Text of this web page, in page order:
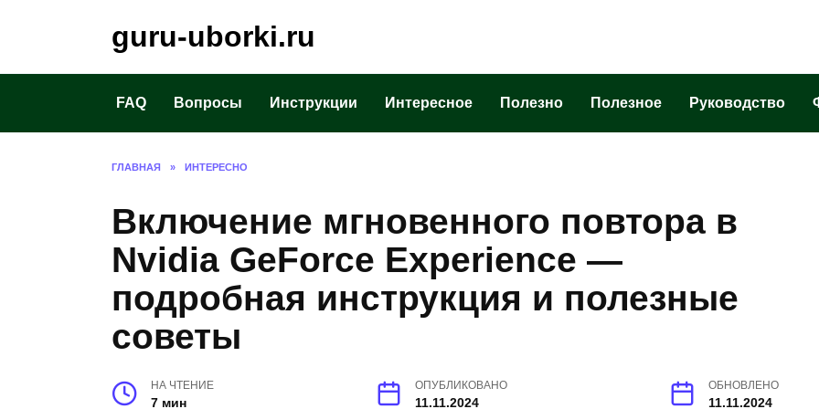
guru-uborki.ru
FAQ Вопросы Инструкции Интересное Полезно Полезное Руководство
ГЛАВНАЯ » ИНТЕРЕСНО
Включение мгновенного повтора в
Nvidia GeForce Experience —
подробная инструкция и полезные
советы
НА ЧТЕНИЕ
7 мин
ОПУБЛИКОВАНО
11.11.2024
ОБНОВЛЕНО
11.11.2024